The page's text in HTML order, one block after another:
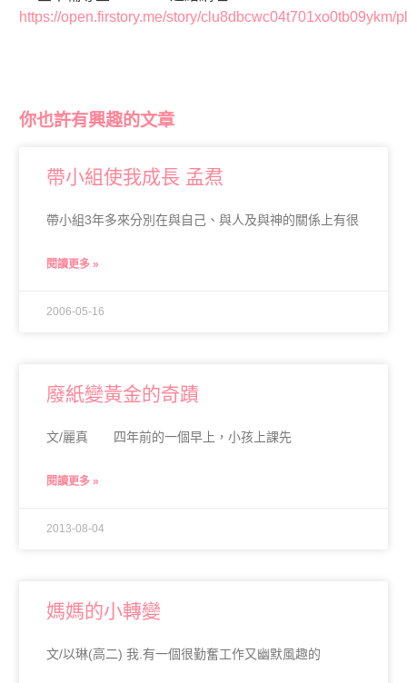
https://open.firstory.me/story/clu8dbcwc04t701xo0tb09ykm/
你也許有興趣的文章
帶小組使我成長 孟焄
帶小組3年多來分別在與自己、與人及與神的關係上有很
閱讀更多 »
2006-05-16
廢紙變黃金的奇蹟
文/麗真 四年前的一個早上，小孩上課先
閱讀更多 »
2013-08-04
媽媽的小轉變
文/以琳(高二) 我.有一個很勤奮工作又幽默風趣的